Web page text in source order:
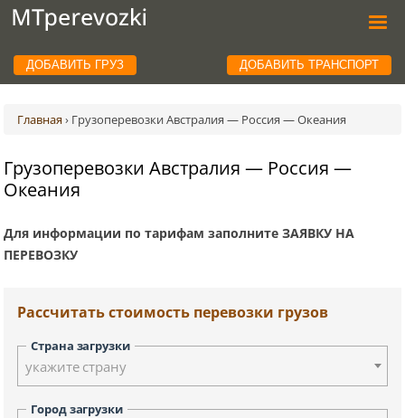
ДОБАВИТЬ ГРУЗ ДОБАВИТЬ ТРАНСПОРТ
Главная › Грузоперевозки Австралия — Россия — Океания
Грузоперевозки Австралия — Россия —
Океания
Для информации по тарифам заполните ЗАЯВКУ НА
ПЕРЕВОЗКУ
Рассчитать стоимость перевозки грузов
Страна загрузки
укажите страну
Город загрузки